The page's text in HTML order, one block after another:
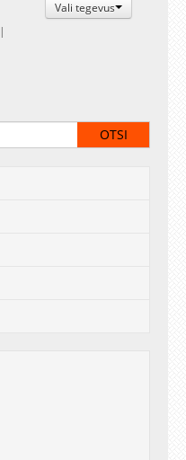
Vali tegevus